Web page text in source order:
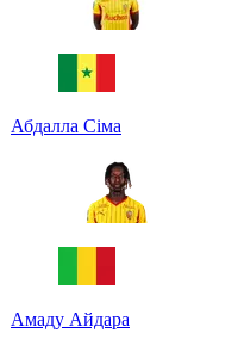
Абдалла Сіма
Амаду Айдара